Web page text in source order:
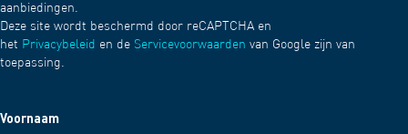
aanbiedingen.
Deze site wordt beschermd door reCAPTCHA en
het Privacybeleid en de Servicevoorwaarden van Google zijn van
toepassing.
Voornaam